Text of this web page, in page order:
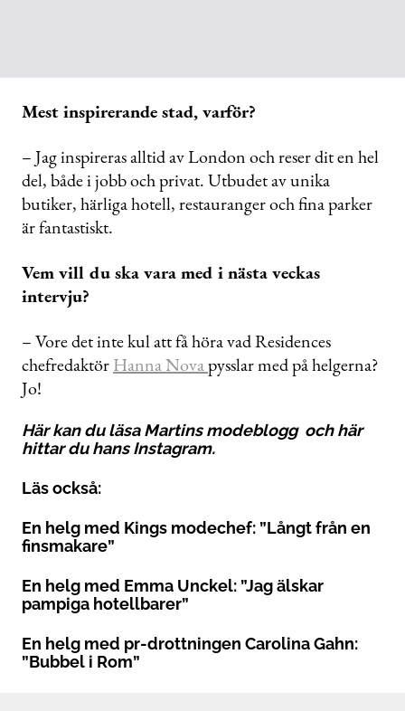
Mest inspirerande stad, varför?
– Jag inspireras alltid av London och reser dit en hel
del, både i jobb och privat. Utbudet av unika
butiker, härliga hotell, restauranger och fina parker
är fantastiskt.
Vem vill du ska vara med i nästa veckas
intervju?
– Vore det inte kul att få höra vad Residences
chefredaktörHanna Novapysslar med på helgerna?
Jo!
Här kan du läsaMartins modebloggochhär
hittar du hans Instagram.
Läs också:
En helg med Kings modechef: ”Långt från en
finsmakare”
En helg med Emma Unckel: ”Jag älskar
pampiga hotellbarer”
En helg med pr-drottningen Carolina Gahn:
”Bubbel i Rom”